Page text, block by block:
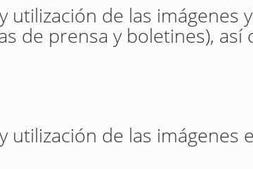
utilización de las imágenes y
de prensa y boletines), así
de las imágenes